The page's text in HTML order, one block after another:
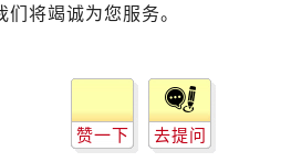
将竭诚为您服务。
赞一下 去提问